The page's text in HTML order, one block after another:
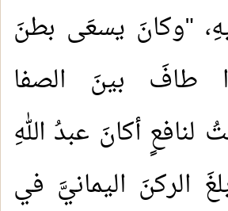
"وكانَ يسعَى بطنَ
طافَ بينَ الصفا
لنافعٍ أكانَ عبدُ اللهِ
الركنَ اليمانيَّ في